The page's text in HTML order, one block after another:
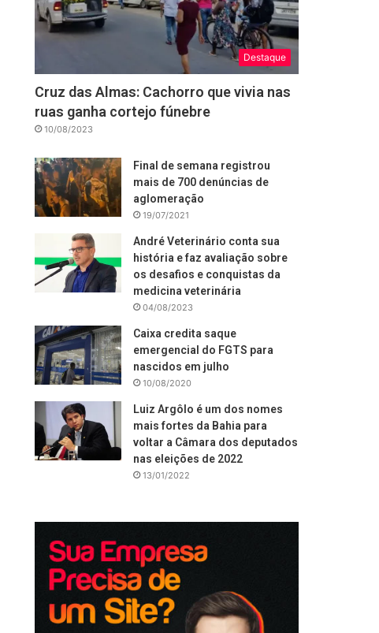
Destaque
Cruz das Almas: Cachorro que vivia nas
ruas ganha cortejo fúnebre
10/08/2023
Final de semana registrou
mais de 700 denúncias de
aglomeração
19/07/2021
André Veterinário conta sua
história e faz avaliação sobre
os desafios e conquistas da
medicina veterinária
04/08/2023
Caixa credita saque
emergencial do FGTS para
nascidos em julho
10/08/2020
Luiz Argôlo é um dos nomes
mais fortes da Bahia para
voltar a Câmara dos deputados
nas eleições de 2022
13/01/2022